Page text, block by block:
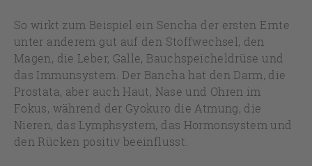
So wirkt zum Beispiel ein Sencha der ersten Ernte
unter anderem gut auf den Stoffwechsel, den
Magen, die Leber, Galle, Bauchspeicheldrüse und
das Immunsystem. Der Bancha hat den Darm, die
Prostata, aber auch Haut, Nase und Ohren im
Fokus, während der Gyokuro die Atmung, die
Nieren, das Lymphsystem, das Hormonsystem und
den Rücken positiv beeinflusst.